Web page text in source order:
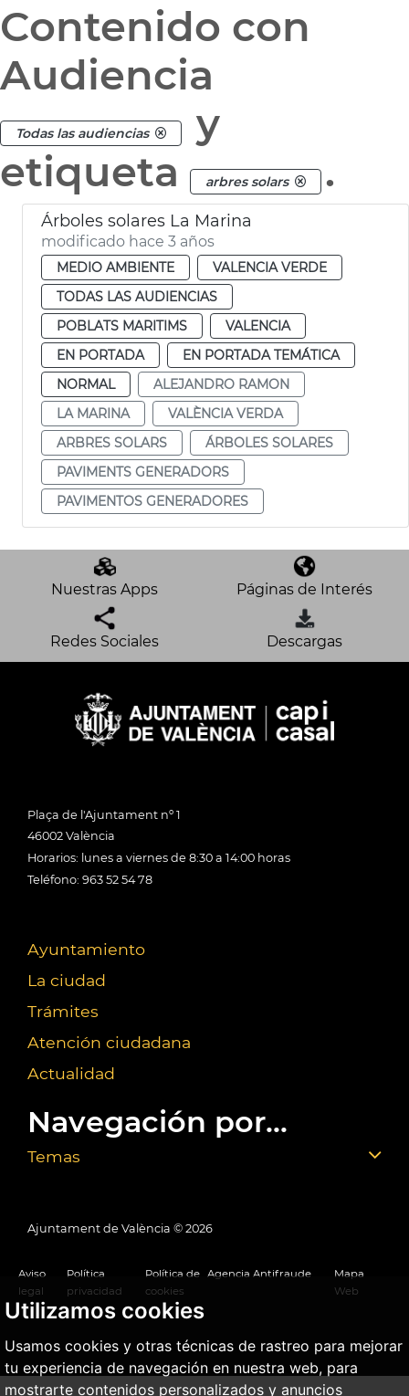
Utilizamos cookies
Usamos cookies y otras técnicas de rastreo para mejorar
tu experiencia de navegación en nuestra web, para
mostrarte contenidos personalizados y anuncios
Contenido con
Audiencia
Todas las audiencias
y
etiqueta
arbres solars .
Árboles solares La Marina
modificado hace 3 años
MEDIO AMBIENTE
VALENCIA VERDE
TODAS LAS AUDIENCIAS
POBLATS MARITIMS
VALENCIA
EN PORTADA
EN PORTADA TEMÁTICA
NORMAL
ALEJANDRO RAMON
LA MARINA
VALÈNCIA VERDA
ARBRES SOLARS
ÁRBOLES SOLARES
PAVIMENTS GENERADORS
PAVIMENTOS GENERADORES
Nuestras Apps Páginas de Interés
Redes Sociales Descargas
Plaça de l'Ajuntament nº 1
46002 València
Horarios: lunes a viernes de 8:30 a 14:00 horas
Teléfono: 963 52 54 78
Ayuntamiento
La ciudad
Trámites
Atención ciudadana
Actualidad
Navegación por...
Temas
Ajuntament de València © 2026
Aviso
legal
Política
privacidad
Política de
cookies
Agencia Antifraude
Mapa
Web